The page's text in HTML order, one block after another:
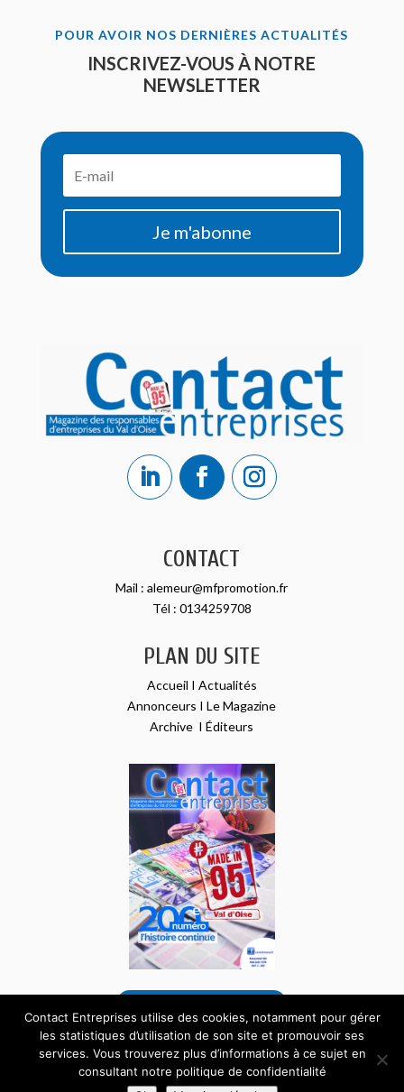
POUR AVOIR NOS DERNIÈRES ACTUALITÉS
INSCRIVEZ-VOUS À NOTRE
NEWSLETTER
Je m'abonne
CONTACT
Mail :alemeur@mfpromotion.fr
Tél : 0134259708
PLAN DU SITE
Accueil I Actualités
Annonceurs ILe Magazine
Archive IÉditeurs
Tous droits réservés – Site internet réalisé par
l’agence Pardalys | Mentions Légales|Données
Contact Entreprises utilise des cookies, notamment pour gérer
les statistiques d’utilisation de son site et promouvoir ses
services. Vous trouverez plus d’informations à ce sujet en
consultant notre politique de confidentialité